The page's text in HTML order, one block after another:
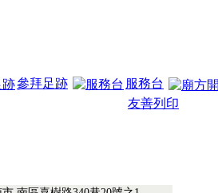
參拜足跡 服務台
友善列印